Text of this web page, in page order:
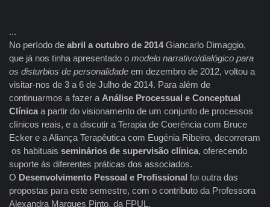
...
No período de abril a outubro de 2014Giancarlo Dimaggio,
que já nos tinha apresentado o modelo narrativo/dialógico para
os disturbios de personalidade em dezembro de 2012, voltou a
visitar-nos de 3 a 6 de Julho de 2014. Para além de
continuarmos a fazer a Análise Processual e Conceptual
Clínica a partir do visionamento de um conjunto de processos
clínicos reais, e a discutir a Terapia de Coerência com Bruce
Ecker e a Aliança Terapêutica com Eugénia Ribeiro, decorreram
os habituais seminários de supervisão clínica, oferecendo
suporte às diferentes práticas dos associados.
O Desenvolvimento Pessoal e Profissional foi outra das
propostas para este semestre, com o contributo da Professora
Alexandra Marques Pinto, da FPUL.